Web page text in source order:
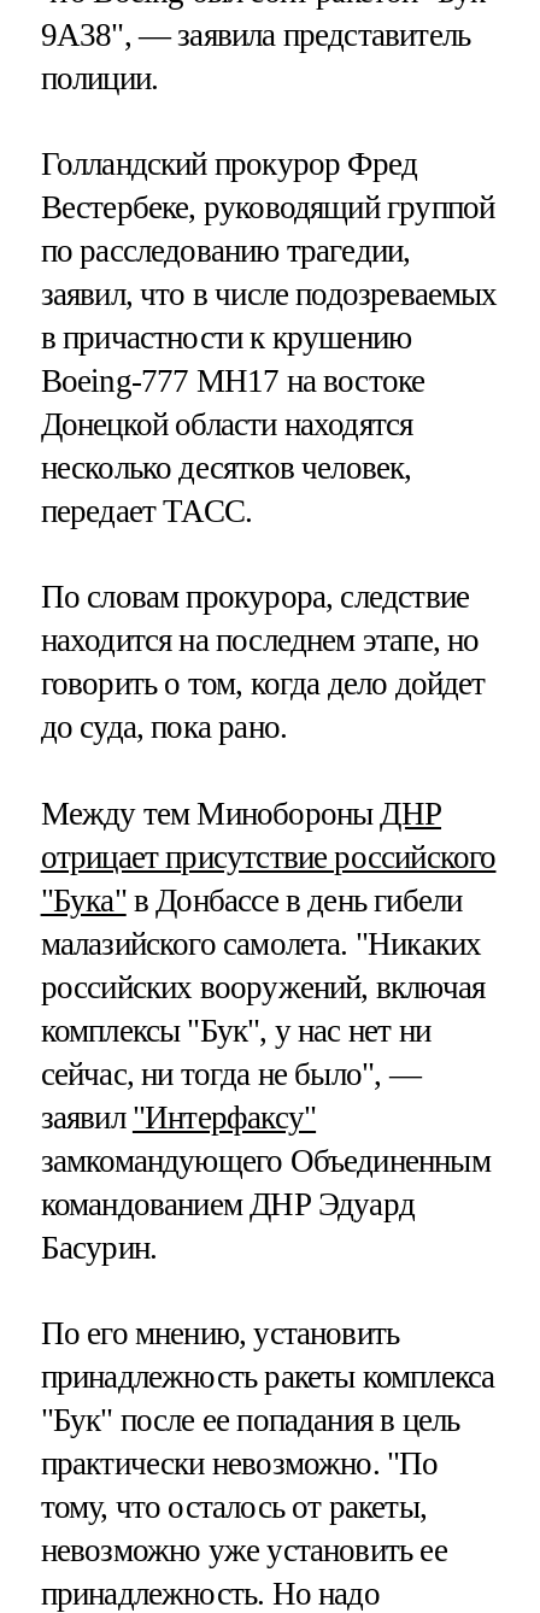
9А38", — заявила представитель
полиции.
Голландский прокурор Фред
Вестербеке, руководящий группой
по расследованию трагедии,
заявил, что в числе подозреваемых
в причастности к крушению
Boeing-777 MH17 на востоке
Донецкой области находятся
несколько десятков человек,
передает ТАСС.
По словам прокурора, следствие
находится на последнем этапе, но
говорить о том, когда дело дойдет
до суда, пока рано.
Между тем Минобороны ДНР
отрицает присутствие российского
"Бука"в Донбассе в день гибели
малазийского самолета. "Никаких
российских вооружений, включая
комплексы "Бук", у нас нет ни
сейчас, ни тогда не было", —
заявил "Интерфаксу"
замкомандующего Объединенным
командованием ДНР Эдуард
Басурин.
По его мнению, установить
принадлежность ракеты комплекса
"Бук" после ее попадания в цель
практически невозможно. "По
тому, что осталось от ракеты,
невозможно уже установить ее
принадлежность. Но надо